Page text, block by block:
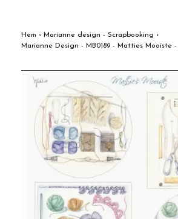
Hem › Marianne design - Scrapbooking ›
Marianne Design - MB0189 - Matties Mooiste